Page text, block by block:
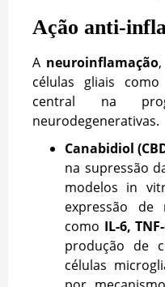
Ação anti-
A neuroinflamação
células gliais
central na
neurodegenerativas.
Canabidiol
na supressão
modelos in
expressão de
como IL-6,
produção de
células